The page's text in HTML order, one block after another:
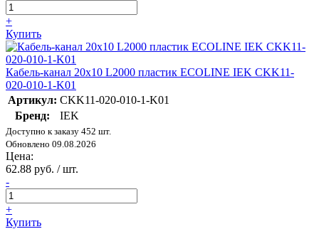
+
Купить
Кабель-канал 20х10 L2000 пластик ECOLINE IEK CKK11-
020-010-1-K01
Артикул: CKK11-020-010-1-K01
Бренд:
IEK
Доступно к заказу 452 шт.
Обновлено 09.08.2026
Цена:
62.88 руб. / шт.
-
+
Купить